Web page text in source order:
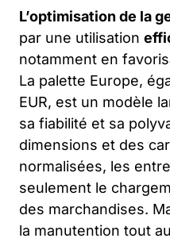
L’optimisation de la
par une utilisation
notamment en
La palette Europe,
EUR, est un modèle
sa fiabilité et sa
dimensions et des
normalisées, les
seulement le
des marchandises.
la manutention tout